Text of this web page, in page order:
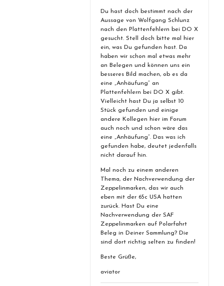
Du hast doch bestimmt nach der
Aussage von Wolfgang Schlunz
nach den Plattenfehlern bei DO X
gesucht. Stell doch bitte mal hier
ein, was Du gefunden hast. Da
haben wir schon mal etwas mehr
an Belegen und können uns ein
besseres Bild machen, ob es da
eine „Anhäufung“ an
Plattenfehlern bei DO X gibt.
Vielleicht hast Du ja selbst 10
Stück gefunden und einige
andere Kollegen hier im Forum
auch noch und schon wäre das
eine „Anhäufung“. Das was ich
gefunden habe, deutet jedenfalls
nicht darauf hin.
Mal noch zu einem anderen
Thema, der Nachverwendung der
Zeppelinmarken, das wir auch
eben mit der 65c USA hatten
zurück. Hast Du eine
Nachverwendung der SAF
Zeppelinmarken auf Polarfahrt
Beleg in Deiner Sammlung? Die
sind dort richtig selten zu finden!
Beste Grüße,
aviator